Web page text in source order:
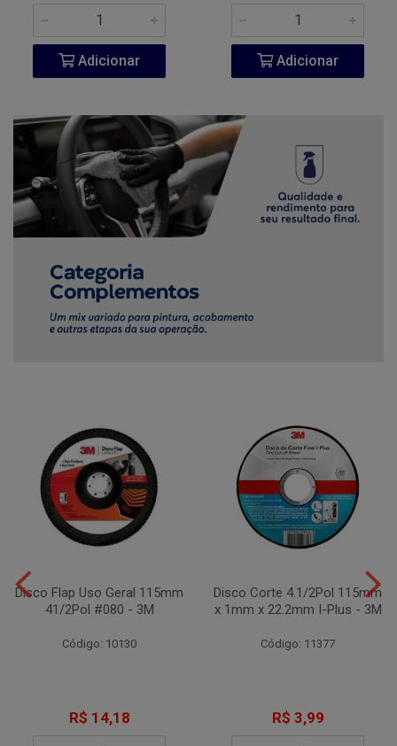
Adicionar Adicionar
Disco Flap Uso Geral 115mm
41/2Pol #080 - 3M
Código: 10130
R$ 14,18
Disco Corte 4.1/2Pol 115mm
x 1mm x 22.2mm I-Plus - 3M
Código: 11377
R$ 3,99